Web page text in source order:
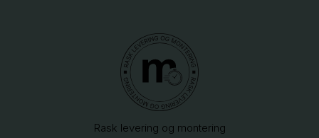
Rask levering og montering